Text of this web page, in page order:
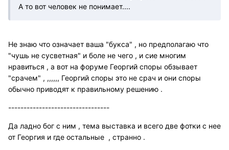
А то вот человек не понимает....
Не знаю что означает ваша "букса" , но предполагаю что
"чушь не сусветная" и боле не чего , и сие многим
нравиться , а вот на форуме Георгий споры обзывает
"срачем" , ,,,,,, Георгий споры это не срач и они споры
обычно приводят к правильному решению .
---------------------------------
Да ладно бог с ним , тема выставка и всего две фотки с нее
от Георгия и где остальные , странно .